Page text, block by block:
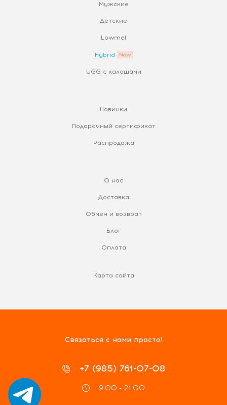
Мужские
Детские
Lowmel
Hybrid
UGG с калошами
Новинки
Подарочный сертификат
Распродажа
О нас
Доставка
Обмен и возврат
Блог
Оплата
Карта сайта
Связаться с нами просто!
+7 (985) 761-07-08
9:00 - 21:00